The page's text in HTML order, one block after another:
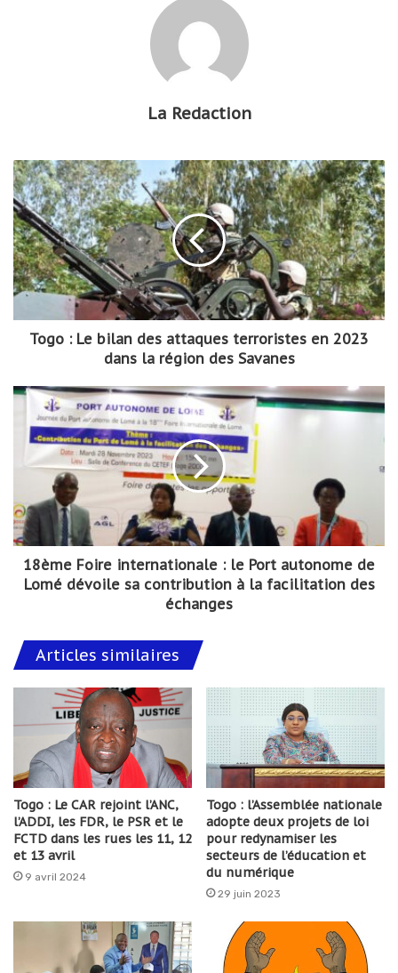
La Redaction
Togo : Le bilan des attaques terroristes en 2023
dans la région des Savanes
18ème Foire internationale : le Port autonome de
Lomé dévoile sa contribution à la facilitation des
échanges
Articles similaires
Togo : Le CAR rejoint l’ANC,
l’ADDI, les FDR, le PSR et le
FCTD dans les rues les 11, 12
et 13 avril
9 avril 2024
Togo : l’Assemblée nationale
adopte deux projets de loi
pour redynamiser les
secteurs de l’éducation et
du numérique
29 juin 2023